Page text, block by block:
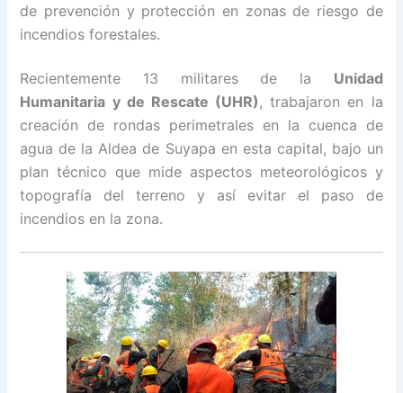
de prevención y protección en zonas de riesgo de
incendios forestales.
Recientemente 13 militares de la Unidad
Humanitaria y de Rescate (UHR), trabajaron en la
creación de rondas perimetrales en la cuenca de
agua de la Aldea de Suyapa en esta capital, bajo un
plan técnico que mide aspectos meteorológicos y
topografía del terreno y así evitar el paso de
incendios en la zona.